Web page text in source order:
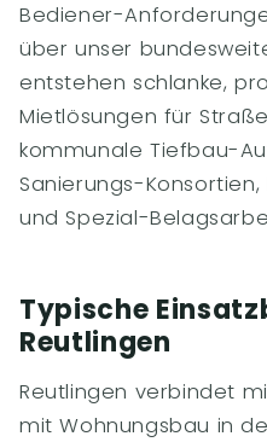
Bediener-
über unser
entstehen schlanke,
Mietlösungen für
kommunale Tiefbau-
Sanierungs-
und Spezial-
Typische
Reutlingen
Reutlingen verbindet
mit Wohnungsbau in